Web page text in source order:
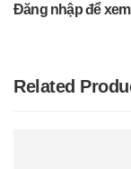
Đăng nhập để
Related